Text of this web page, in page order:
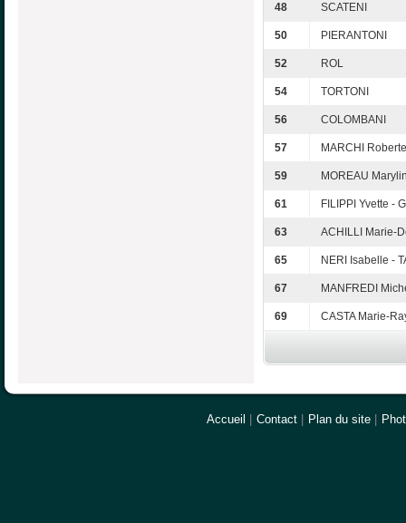
48 SCATENI
50 PIERANTONI
52 ROL
54 TORTONI
56 COLOMBANI
57 MARCHI
59 MOREAU
61 FILIPPI Yvette -
63 ACHILLI Marie-
65 NERI Isabelle -
67 MANFREDI
69 CASTA Marie-
Accueil Contact Plan du site